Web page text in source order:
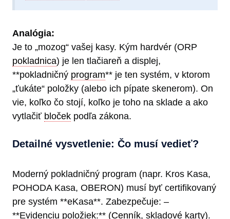
Analógia:
Je to „mozog“ vašej kasy. Kým hardvér (ORP
pokladnica) je len tlačiareň a displej,
**pokladničný program** je ten systém, v ktorom
„ťukáte“ položky (alebo ich pípate skenerom). On
vie, koľko čo stojí, koľko je toho na sklade a ako
vytlačiť bloček podľa zákona.
Detailné vysvetlenie: Čo musí vedieť?
Moderný pokladničný program (napr. Kros Kasa,
POHODA Kasa, OBERON) musí byť certifikovaný
pre systém **eKasa**. Zabezpečuje: –
**Evidenciu položiek:** (Cenník, skladové karty).